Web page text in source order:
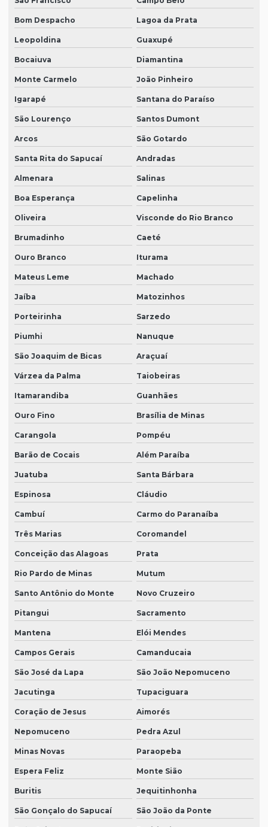
Bom Despacho Lagoa da Prata
Leopoldina Guaxupé
Bocaiuva Diamantina
Monte Carmelo João Pinheiro
Igarapé Santana do Paraíso
São Lourenço Santos Dumont
Arcos São Gotardo
Santa Rita do Sapucaí Andradas
Almenara Salinas
Boa Esperança Capelinha
Oliveira Visconde do Rio Branco
Brumadinho Caeté
Ouro Branco Iturama
Mateus Leme Machado
Jaíba Matozinhos
Porteirinha Sarzedo
Piumhi Nanuque
São Joaquim de Bicas Araçuaí
Várzea da Palma Taiobeiras
Itamarandiba Guanhães
Ouro Fino Brasília de Minas
Carangola Pompéu
Barão de Cocais Além Paraíba
Juatuba Santa Bárbara
Espinosa Cláudio
Cambuí Carmo do Paranaíba
Três Marias Coromandel
Conceição das Alagoas Prata
Rio Pardo de Minas Mutum
Santo Antônio do Monte Novo Cruzeiro
Pitangui Sacramento
Mantena Elói Mendes
Campos Gerais Camanducaia
São José da Lapa São João Nepomuceno
Jacutinga Tupaciguara
Coração de Jesus Aimorés
Nepomuceno Pedra Azul
Minas Novas Paraopeba
Espera Feliz Monte Sião
Buritis Jequitinhonha
São Gonçalo do Sapucaí São João da Ponte